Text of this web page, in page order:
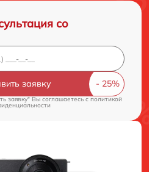
со
заявку
заявку" Вы соглашаетесь c политикой